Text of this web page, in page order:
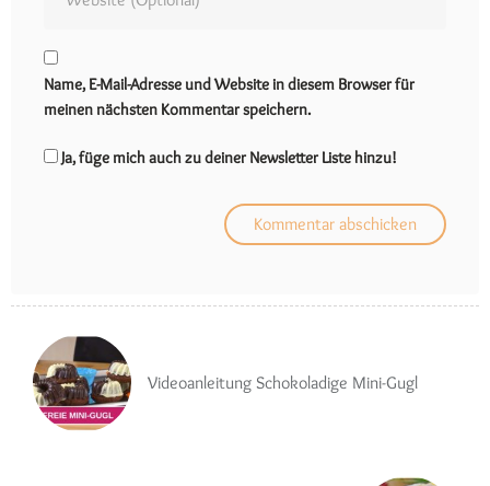
Name, E-Mail-Adresse und Website in diesem Browser für
meinen nächsten Kommentar speichern.
Ja, füge mich auch zu deiner Newsletter Liste hinzu!
Videoanleitung Schokoladige Mini-Gugl